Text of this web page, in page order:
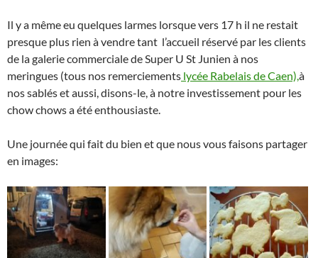
Il y a même eu quelques larmes lorsque vers 17 h il ne restait
presque plus rien à vendre tant l’accueil réservé par les clients
de la galerie commerciale de Super U St Junien à nos
meringues (tous nos remerciements lycée Rabelais de Caen),à
nos sablés et aussi, disons-le, à notre investissement pour les
chow chows a été enthousiaste.
Une journée qui fait du bien et que nous vous faisons partager
en images: